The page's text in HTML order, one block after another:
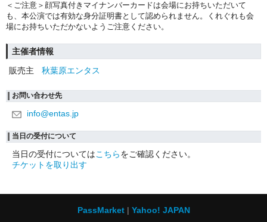
＜ご注意＞顔写真付きマイナンバーカードは会場にお持ちいただいて
も、本公演では有効な身分証明書として認められません。くれぐれも会
場にお持ちいただかないようご注意ください。
主催者情報
販売主
秋葉原エンタス
お問い合わせ先
info@entas.jp
当日の受付について
当日の受付についてはこちらをご確認ください。
チケットを取り出す
PassMarket Yahoo! JAPAN